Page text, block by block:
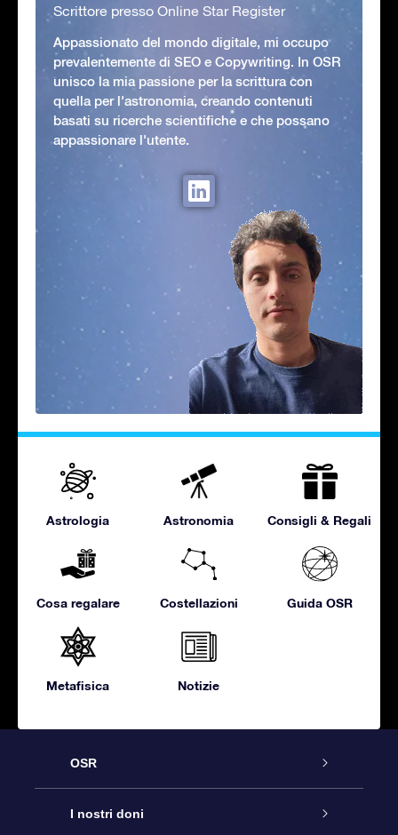
Scrittore presso Online Star Register
Appassionato del mondo digitale, mi occupo
prevalentemente di SEO e Copywriting. In OSR
unisco la mia passione per la scrittura con
quella per l'astronomia, creando contenuti
basati su ricerche scientifiche e che possano
appassionare l'utente.
Astrologia Astronomia Consigli & Regali
Cosa regalare Costellazioni Guida OSR
Metafisica Notizie
OSR
Assistenza
I nostri doni